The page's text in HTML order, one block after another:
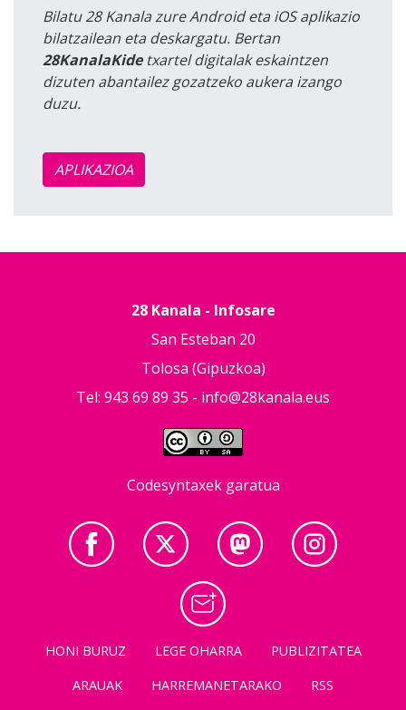
Bilatu 28 Kanala zure Android eta iOS aplikazio
bilatzailean eta deskargatu. Bertan
28KanalaKidetxartel digitalak eskaintzen
dizuten abantailez gozatzeko aukera izango
duzu.
APLIKAZIOA
28 Kanala - Infosare
San Esteban 20
Tolosa (Gipuzkoa)
Tel: 943 69 89 35 - info@28kanala.eus
Codesyntaxek garatua
HONI BURUZ LEGE OHARRA
PUBLIZITATEA
ARAUAK
HARREMANETARAKO RSS